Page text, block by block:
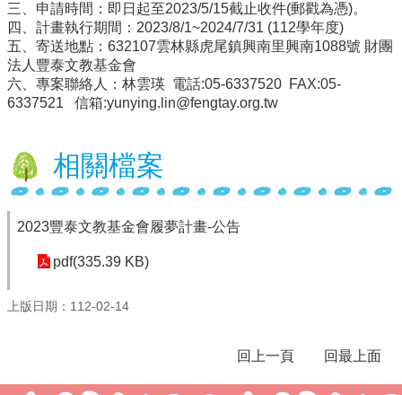
行
政
處
室
專
區
務
校
頁
三、申請時間：即日起至2023/5/15截止收件(郵戳為憑)。
四、計畫執行期間：2023/8/1~2024/7/31 (112學年度)
五、寄送地點：632107雲林縣虎尾鎮興南里興南1088號 財團
法人豐泰文教基金會
六、專案聯絡人：林雲瑛 電話:05-6337520 FAX:05-
6337521 信箱:yunying.lin@fengtay.org.tw
相關檔案
2023豐泰文教基金會履夢計畫-公告
pdf(335.39 KB)
上版日期：112-02-14
回上一頁 回最上面